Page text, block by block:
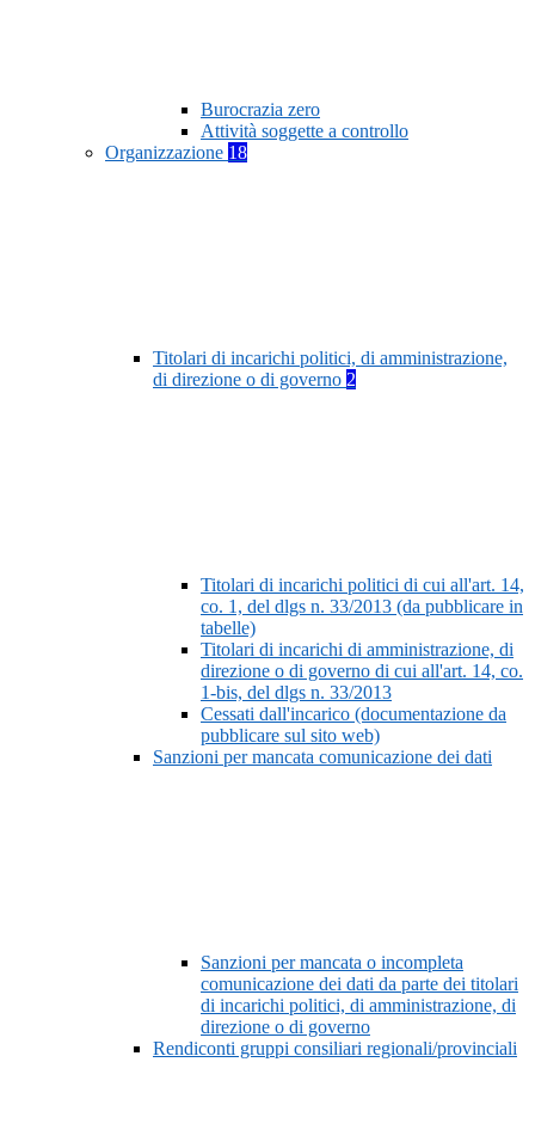
Burocrazia zero
Attività soggette a controllo
Organizzazione 18
Titolari di incarichi politici, di amministrazione,
di direzione o di governo 2
Titolari di incarichi politici di cui all'art. 14,
co. 1, del dlgs n. 33/2013 (da pubblicare in
tabelle)
Titolari di incarichi di amministrazione, di
direzione o di governo di cui all'art. 14, co.
1-bis, del dlgs n. 33/2013
Cessati dall'incarico (documentazione da
pubblicare sul sito web)
Sanzioni per mancata comunicazione dei dati
Sanzioni per mancata o incompleta
comunicazione dei dati da parte dei titolari
di incarichi politici, di amministrazione, di
direzione o di governo
Rendiconti gruppi consiliari regionali/provinciali